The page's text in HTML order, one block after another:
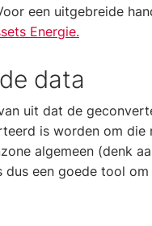
een uitgebreide
Energie.
data
uit dat de
is worden om
algemeen (denk
dus een goede tool